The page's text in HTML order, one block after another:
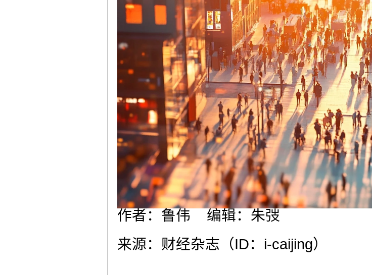
作者：鲁伟 编辑：朱弢
来源：财经杂志（ID：i-caijing）